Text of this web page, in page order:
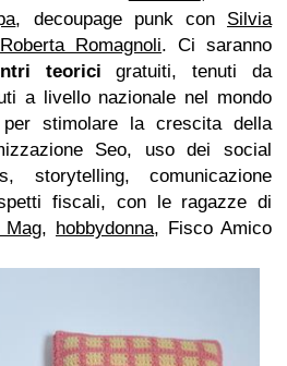
, decoupage punk con Silvia
Roberta Romagnoli. Ci saranno
teoricigratuiti, tenuti da
a livello nazionale nel mondo
stimolare la crescita della
Seo, uso dei social
storytelling, comunicazione
fiscali, con le ragazze di
Mag, hobbydonna, Fisco Amico